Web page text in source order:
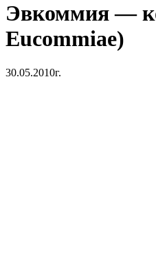
Эвкоммия —
Eucommiae)
30.05.2010г.